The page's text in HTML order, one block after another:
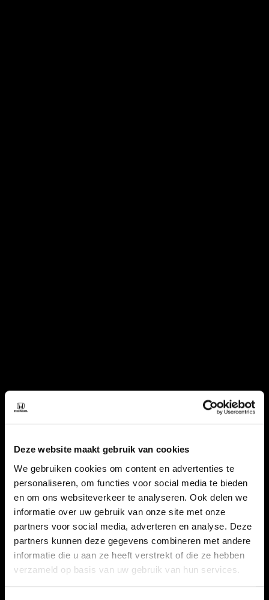
Deze website maakt gebruik van cookies
We gebruiken cookies om content en advertenties te
personaliseren, om functies voor social media te bieden
en om ons websiteverkeer te analyseren. Ook delen we
informatie over uw gebruik van onze site met onze
partners voor social media, adverteren en analyse. Deze
partners kunnen deze gegevens combineren met andere
informatie die u aan ze heeft verstrekt of die ze hebben
verzameld op basis van uw gebruik van hun services.